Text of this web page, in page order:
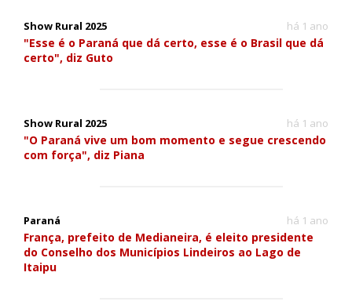
Show Rural 2025 há 1 ano
"Esse é o Paraná que dá certo, esse é o Brasil que dá
certo", diz Guto
Show Rural 2025 há 1 ano
"O Paraná vive um bom momento e segue crescendo
com força", diz Piana
Paraná há 1 ano
França, prefeito de Medianeira, é eleito presidente
do Conselho dos Municípios Lindeiros ao Lago de
Itaipu